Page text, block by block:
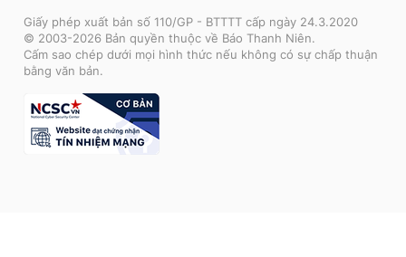
Giấy phép xuất bản số 110/GP - BTTTT cấp ngày 24.3.2020
© 2003-2026 Bản quyền thuộc về Báo Thanh Niên.
Cấm sao chép dưới mọi hình thức nếu không có sự chấp thuận
bằng văn bản.